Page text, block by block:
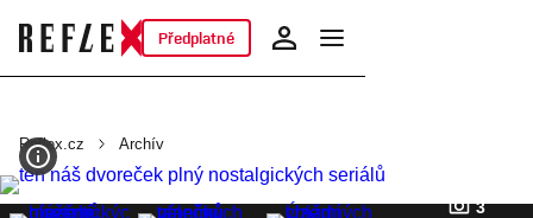
Předplatné
Reflex.cz Archív
3